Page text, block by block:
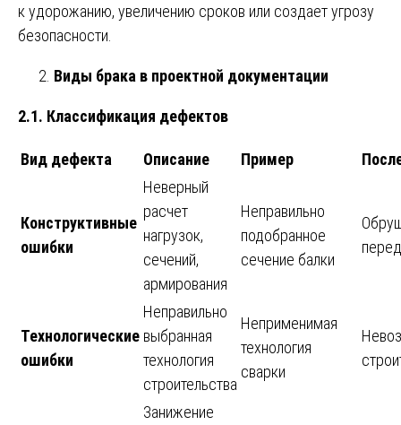
к удорожанию, увеличению сроков или создает угрозу
безопасности.
Виды брака в проектной документации
2.1. Классификация дефектов
Вид дефекта Описание Пример
Конструктивные
ошибки
Неверный
расчет
нагрузок,
сечений,
армирования
Неправильно
подобранное
сечение балки
Технологические
ошибки
Неправильно
выбранная
технология
строительства
Неприменимая
технология
сварки
Занижение